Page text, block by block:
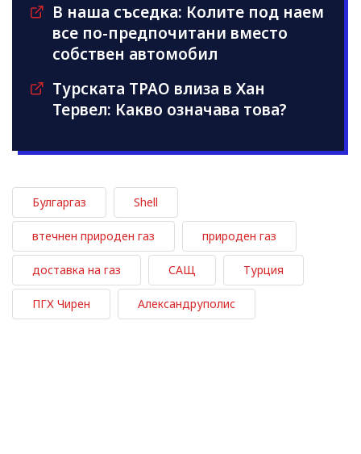
В наша съседка: Колите под наем
все по-предпочитани вместо
собствен автомобил
Турската TPAO влиза в Хан
Тервел: Какво означава това?
Булгаргаз Shell
втечнен природен газ природен газ
доставка на газ САЩ Турция
ПГХ Чирен Александруполис